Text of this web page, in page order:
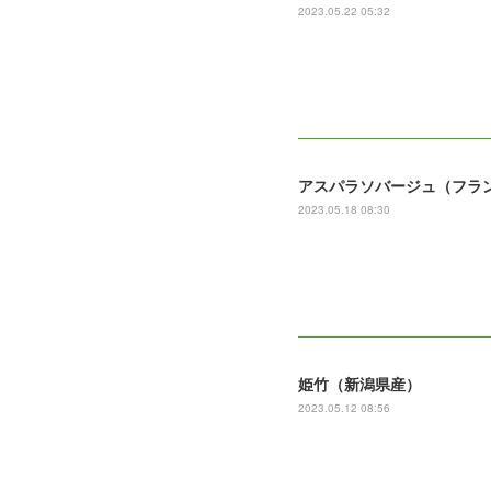
2023.05.22 05:32
アスパラソバージュ（フラ
2023.05.18 08:30
姫竹（新潟県産）
2023.05.12 08:56